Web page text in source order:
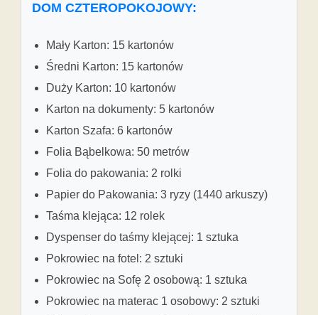
DOM CZTEROPOKOJOWY:
Mały Karton: 15 kartonów
Średni Karton: 15 kartonów
Duży Karton: 10 kartonów
Karton na dokumenty: 5 kartonów
Karton Szafa: 6 kartonów
Folia Bąbelkowa: 50 metrów
Folia do pakowania: 2 rolki
Papier do Pakowania: 3 ryzy (1440 arkuszy)
Taśma klejąca: 12 rolek
Dyspenser do taśmy klejącej: 1 sztuka
Pokrowiec na fotel: 2 sztuki
Pokrowiec na Sofę 2 osobową: 1 sztuka
Pokrowiec na materac 1 osobowy: 2 sztuki